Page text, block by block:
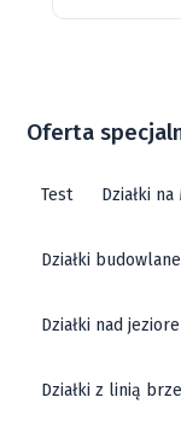
Oferta
Test Działki
Działki
Działki nad
Działki z linią